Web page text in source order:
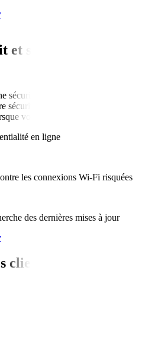
et sécurité pour iOS
sécurité mobile car ils stockent des
sécurité mobile empêche vos
vous êtes connecté.
en ligne
les connexions Wi-Fi risquées
des dernières mises à jour
clients